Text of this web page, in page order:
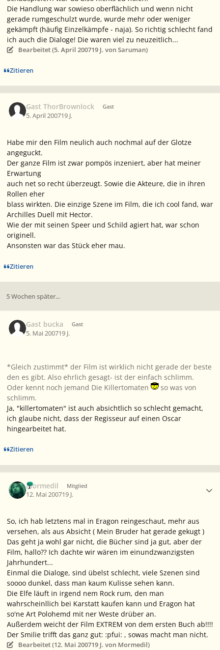
Die Handlung war sowieso oberflächlich und wenn nicht
gerade rumgeschulzt wurde, wurde mehr oder weniger
gekämpft (häufig Einzelkämpfe - naja). So richtig schlecht fand
ich auch die Dialoge! Die waren viel zu neuzeitlich...
Bearbeitet (5. April 200719 J. von Saruman)
Zitieren
Gast ThorBrownlock Gast
5. April 200719 J.
Habe mir den Film neulich auch nochmal auf der Glotze
angeguckt.
Der ganze Film ist zwar pompös inzeniert, aber hat meiner
Erwartung
auch net so recht überzeugt. Sowie die Akteure, die in ihren
Rollen eher
blass wirkten. Die einzige Szene im Film, die ich cool fand, war
Archilles Duell mit Hector.
Wie der mit seinen Speer und Schild agiert hat, war schon
originell.
Ansonsten war das Stück eher mau.
Zitieren
5 Wochen später...
Gast bucka Gast
5. Mai 200719 J.
*Gleich zustimmt* der Film ist wirklich nicht gerade der beste
den es gibt. Also ehrlich gesagt- ist der einfach schlimm.
Oder kennt noch jemand Die Killertomaten
so was von
schlimm.
Ja, "killertomaten" ist auch absichtlich so schlecht gemacht,
ich glaube nicht, dass der Regisseur auf einen Oscar
hingearbeitet hat.
Zitieren
Mormedil Mitglied
12. Mai 200719 J.
So, ich hab letztens mal in Eragon reingeschaut, mehr aus
versehen, als aus Absicht ( Mein Bruder hat gerade gekugt )
Das geht ja wohl gar nicht, die Bücher sind ja gut, aber der
Film, hallo?? Ich dachte wir wären im einundzwanzigsten
Jahrhundert...
Einmal die Dialoge, sind übelst schlecht, viele Szenen sind
soooo dunkel, dass man kaum Kulisse sehen kann.
Die Elfe läuft in irgend nem Rock rum, den man
wahrscheinllich bei Karstatt kaufen kann und Eragon hat
so'ne Art Polohemd mit ner Weste drüber an.
Außerdem weicht der Film EXTREM von dem ersten Buch ab!!!!
Der Smilie trifft das ganz gut: :pfui: , sowas macht man nicht.
Bearbeitet (12. Mai 200719 J. von Mormedil)